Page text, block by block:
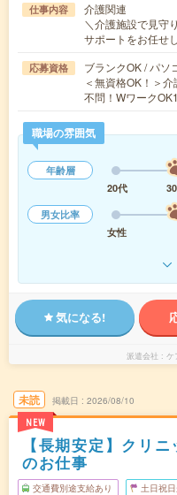
仕事内容
介護関連
＼介護施設で見守
サポートをお任せ
応募資格
ブランクOK / パソ
＜無資格OK！＞
不問！Wワーク
職場の雰囲気
年齢層
20代
男女比率
女性
気になる!
派遣会社 ケ
未読
NEW
掲載日 2026/08/10
【長期安定】クリ
のお仕事
交通費別途支給あり 土日祝